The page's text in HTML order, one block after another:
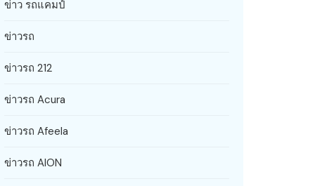
ข่าว รถแคมป์
ข่าวรถ
ข่าวรถ 212
ข่าวรถ Acura
ข่าวรถ Afeela
ข่าวรถ AION